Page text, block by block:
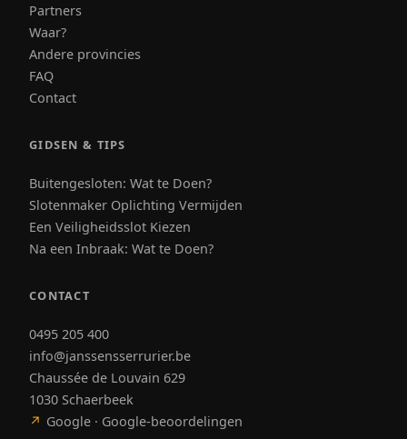
Partners
Waar?
Andere provincies
FAQ
Contact
GIDSEN & TIPS
Buitengesloten: Wat te Doen?
Slotenmaker Oplichting Vermijden
Een Veiligheidsslot Kiezen
Na een Inbraak: Wat te Doen?
CONTACT
0495 205 400
info@janssensserrurier.be
Chaussée de Louvain 629
1030 Schaerbeek
↗ Google · Google-beoordelingen